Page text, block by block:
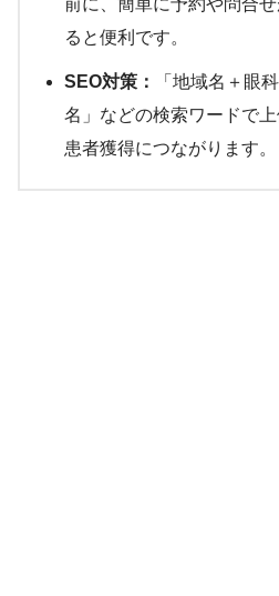
前に、簡単に予約や問合
ると便利です。
SEO対策：
「地域名＋眼
名」などの検索ワードで
患者獲得につながります。